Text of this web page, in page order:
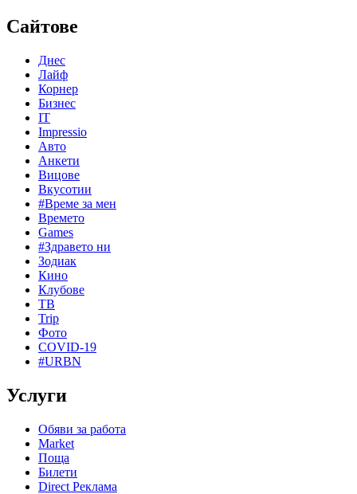
Сайтове
Днес
Лайф
Корнер
Бизнес
IT
Impressio
Авто
Анкети
Вицове
Вкусотии
#Време за мен
Времето
Games
#Здравето ни
Зодиак
Кино
Клубове
ТВ
Trip
Фото
COVID-19
#URBN
Услуги
Обяви за работа
Market
Поща
Билети
Direct Реклама